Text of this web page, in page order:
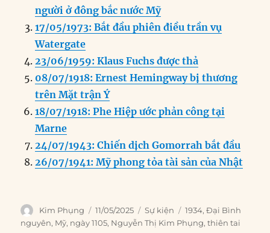
o
o
k
I
n
g
er
p
p m
người ở đông bắc nước Mỹ
17/05/1973: Bắt đầu phiên điều trần vụ
Watergate
23/06/1959: Klaus Fuchs được thả
08/07/1918: Ernest Hemingway bị thương
trên Mặt trận Ý
18/07/1918: Phe Hiệp ước phản công tại
Marne
24/07/1943: Chiến dịch Gomorrah bắt đầu
26/07/1941: Mỹ phong tỏa tài sản của Nhật
Author
Kim Phụng
Posted
on
11/05/2025 Categories
Sự kiện Tags
1934,Đại Bình
nguyên, Mỹ, ngày 1105, Nguyễn Thị Kim Phụng,thiên tai